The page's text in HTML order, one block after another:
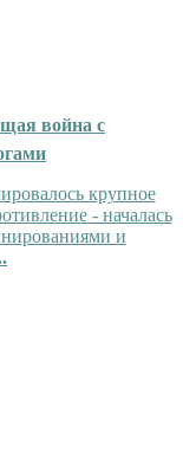
война с
крупное
- началась
и